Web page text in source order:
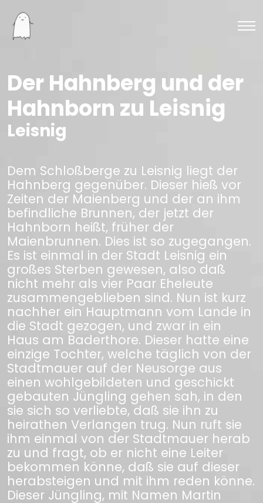
Der Hahnberg und der
Hahnborn zu Leisnig
Leisnig
Dem Schloßberge zu Leisnig liegt der
Hahnberg gegenüber. Dieser hieß vor
Zeiten der Maienberg und der an ihm
befindliche Brunnen, der jetzt der
Hahnborn heißt, früher der
Maienbrunnen. Dies ist so zugegangen.
Es ist einmal in der Stadt Leisnig ein
großes Sterben gewesen, also daß
nicht mehr als vier Paar Eheleute
zusammengeblieben sind. Nun ist kurz
nachher ein Hauptmann vom Lande in
die Stadt gezogen, und zwar in ein
Haus am Baderthore. Dieser hatte eine
einzige Tochter, welche täglich von der
Stadtmauer auf der Neusorge aus
einen wohlgebildeten und geschickt
gebauten Jüngling gehen sah, in den
sie sich so verliebte, daß sie ihn zu
heirathen Verlangen trug. Nun ruft sie
ihm einmal von der Stadtmauer herab
zu und fragt, ob er nicht eine Leiter
bekommen könne, daß sie auf dieser
herabsteigen und mit ihm reden könne.
Dieser Jüngling, mit Namen Martin